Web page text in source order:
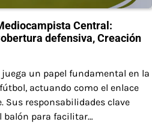
Central:
defensiva, Creación
un papel fundamental en la
actuando como el enlace
Sus responsabilidades clave
balón para facilitar…